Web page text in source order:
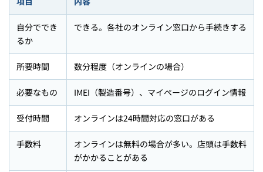
自分ででき
るか
できる。各社のオンライン窓口から手続きする
所要時間 数分程度（オンラインの場合）
必要なもの IMEI（製造番号）、マイページのログイン情報
受付時間 オンラインは24時間対応の窓口がある
手数料
オンラインは無料の場合が多い。店頭は手数料
がかかることがある